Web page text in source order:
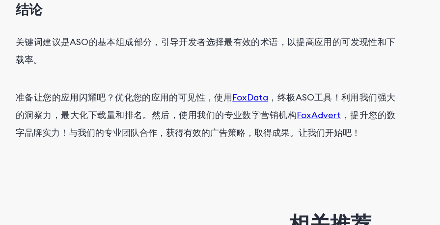
结论
关键词建议是ASO的基本组成部分，引导开发者选择最有效的术语，以提高应用的可发现性和下
载率。
准备让您的应用闪耀吧？优化您的应用的可见性，使用FoxData ，终极ASO工具！利用我们强大
的洞察力，最大化下载量和排名。然后，使用我们的专业数字营销机构FoxAdvert ，提升您的数
字品牌实力！与我们的专业团队合作，获得有效的广告策略，取得成果。让我们开始吧！